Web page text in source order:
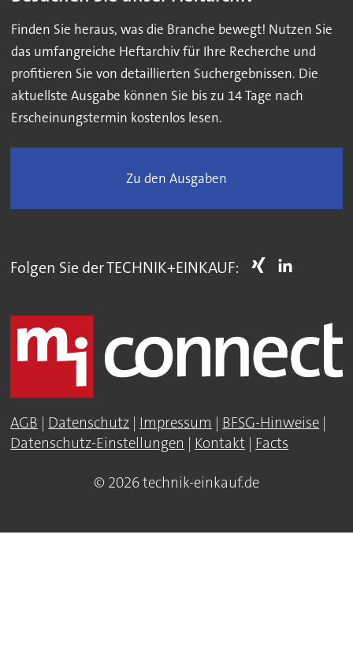
Finden Sie heraus, was die Branche bewegt! Nutzen Sie
das umfangreiche Heftarchiv für Ihre Recherche und
profitieren Sie von detaillierten Suchergebnissen. Die
aktuellste Ausgabe können Sie bis zu 14 Tage nach
Erscheinungstermin kostenlos lesen.
Zu den Ausgaben
Folgen Sie der TECHNIK+EINKAUF:
AGB | Datenschutz | Impressum | BFSG-Hinweise |
Datenschutz-Einstellungen | Kontakt | Facts
© 2026 technik-einkauf.de